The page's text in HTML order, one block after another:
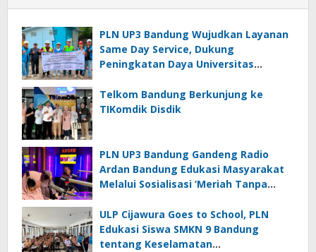
PLN UP3 Bandung Wujudkan Layanan
Same Day Service, Dukung
Peningkatan Daya Universitas
Telkom Bandung Berkunjung ke
TIKomdik Disdik
PLN UP3 Bandung Gandeng Radio
Ardan Bandung Edukasi Masyarakat
Melalui Sosialisasi ‘Meriah Tanpa
Umbul di Dekat Jaringan Listrik’
ULP Cijawura Goes to School, PLN
Edukasi Siswa SMKN 9 Bandung
tentang Keselamatan